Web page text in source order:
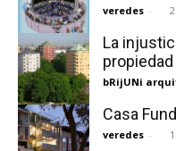
veredes -
La
bRijUNi
Casa
veredes -